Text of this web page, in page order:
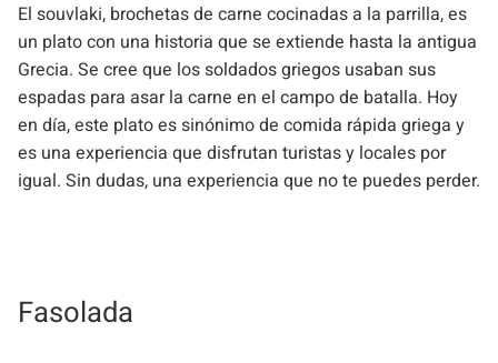
El souvlaki, brochetas de carne cocinadas a la parrilla, es
un plato con una historia que se extiende hasta la antigua
Grecia. Se cree que los soldados griegos usaban sus
espadas para asar la carne en el campo de batalla. Hoy
en día, este plato es sinónimo de comida rápida griega y
es una experiencia que disfrutan turistas y locales por
igual. Sin dudas, una experiencia que no te puedes perder.
Fasolada